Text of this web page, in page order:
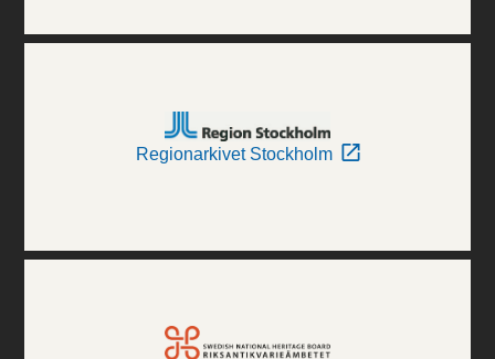
Regionarkivet Stockholm